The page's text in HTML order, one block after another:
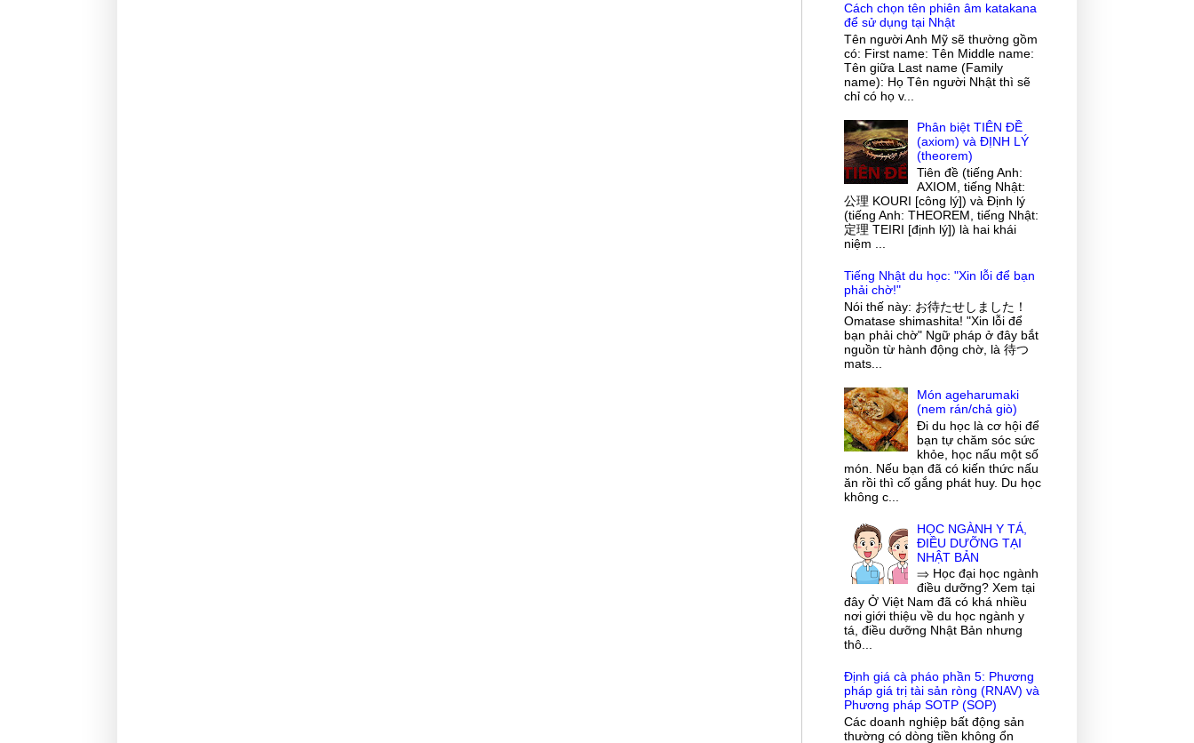
Cách chọn tên phiên âm katakana
để sử dụng tại Nhật
Tên người Anh Mỹ sẽ thường gồm
có: First name: Tên Middle name:
Tên giữa Last name (Family
name): Họ Tên người Nhật thì sẽ
chỉ có họ v...
Phân biệt TIÊN ĐỀ
(axiom) và ĐỊNH LÝ
(theorem)
Tiên đề (tiếng Anh:
AXIOM, tiếng Nhật:
公理 KOURI [công lý]) và Định lý
(tiếng Anh: THEOREM, tiếng Nhật:
定理 TEIRI [định lý]) là hai khái
niệm ...
Tiếng Nhật du học: "Xin lỗi để bạn
phải chờ!"
Nói thế này: お待たせしました！
Omatase shimashita! "Xin lỗi để
bạn phải chờ" Ngữ pháp ở đây bắt
nguồn từ hành động chờ, là 待つ
mats...
Món ageharumaki
(nem rán/chả giò)
Đi du học là cơ hội để
bạn tự chăm sóc sức
khỏe, học nấu một số
món. Nếu bạn đã có kiến thức nấu
ăn rồi thì cố gắng phát huy. Du học
không c...
HỌC NGÀNH Y TÁ,
ĐIỀU DƯỠNG TẠI
NHẬT BẢN
⇒ Học đại học ngành
điều dưỡng? Xem tại
đây Ở Việt Nam đã có khá nhiều
nơi giới thiệu về du học ngành y
tá, điều dưỡng Nhật Bản nhưng
thô...
Định giá cà pháo phần 5: Phương
pháp giá trị tài sản ròng (RNAV) và
Phương pháp SOTP (SOP)
Các doanh nghiệp bất động sản
thường có dòng tiền không ổn